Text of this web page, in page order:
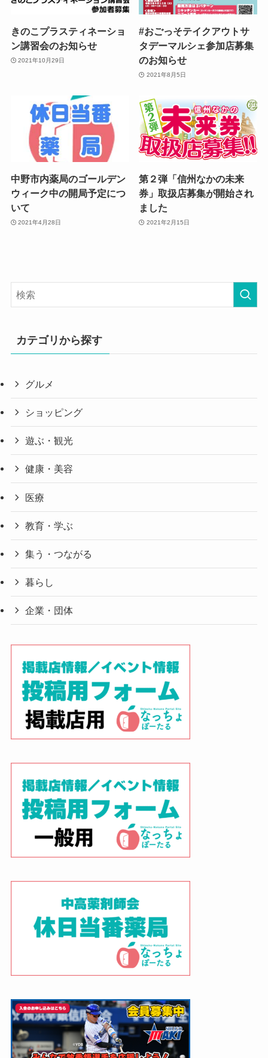
きのこプラスティネーショ
ン講習会のお知らせ
2021年10月29日
#おごっそテイクアウトサ
タデーマルシェ参加店募集
のお知らせ
2021年8月5日
中野市内薬局のゴールデン
ウィーク中の開局予定につ
いて
2021年4月28日
第２弾「信州なかの未来
券」取扱店募集が開始され
ました
2021年2月15日
カテゴリから探す
グルメ
ショッピング
遊ぶ・観光
健康・美容
医療
教育・学ぶ
集う・つながる
暮らし
企業・団体